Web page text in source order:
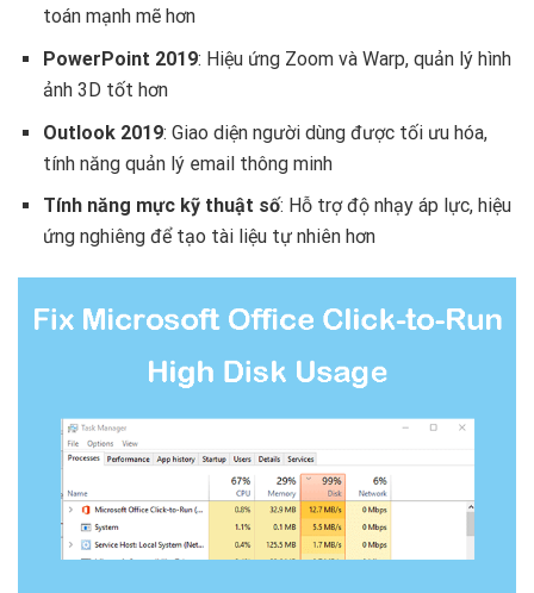
toán mạnh mẽ hơn
PowerPoint 2019: Hiệu ứng Zoom và Warp, quản lý hình
ảnh 3D tốt hơn
Outlook 2019: Giao diện người dùng được tối ưu hóa,
tính năng quản lý email thông minh
Tính năng mực kỹ thuật số: Hỗ trợ độ nhạy áp lực, hiệu
ứng nghiêng để tạo tài liệu tự nhiên hơn